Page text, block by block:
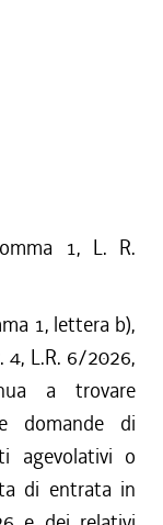
1, L. R.
1, lettera b),
4, L.R. 6/2026,
a trovare
domande di
agevolativi o
di entrata in